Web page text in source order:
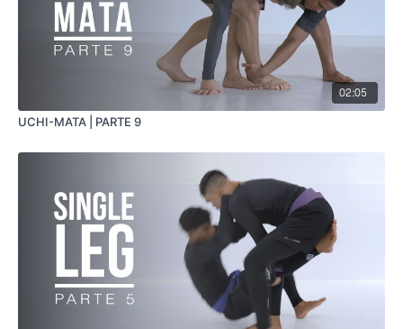
02:05
UCHI-MATA | PARTE 9